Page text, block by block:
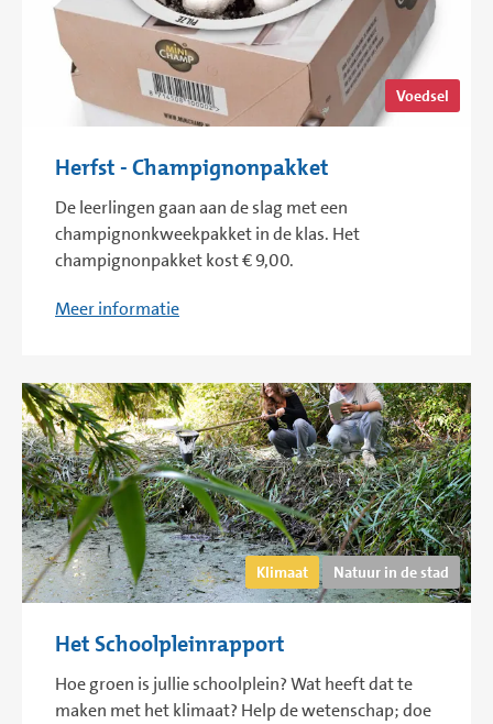
Voedsel
Herfst - Champignonpakket
De leerlingen gaan aan de slag met een
champignonkweekpakket in de klas. Het
champignonpakket kost € 9,00.
Meer informatie
Klimaat Natuur in de stad
Het Schoolpleinrapport
Hoe groen is jullie schoolplein? Wat heeft dat te
maken met het klimaat? Help de wetenschap; doe